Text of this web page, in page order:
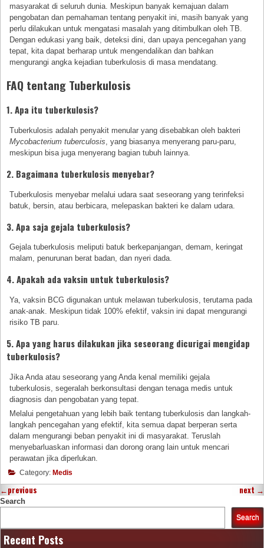
masyarakat di seluruh dunia. Meskipun banyak kemajuan dalam
pengobatan dan pemahaman tentang penyakit ini, masih banyak yang
perlu dilakukan untuk mengatasi masalah yang ditimbulkan oleh TB.
Dengan edukasi yang baik, deteksi dini, dan upaya pencegahan yang
tepat, kita dapat berharap untuk mengendalikan dan bahkan
mengurangi angka kejadian tuberkulosis di masa mendatang.
FAQ tentang Tuberkulosis
1. Apa itu tuberkulosis?
Tuberkulosis adalah penyakit menular yang disebabkan oleh bakteri
Mycobacterium tuberculosis , yang biasanya menyerang paru-paru,
meskipun bisa juga menyerang bagian tubuh lainnya.
2. Bagaimana tuberkulosis menyebar?
Tuberkulosis menyebar melalui udara saat seseorang yang terinfeksi
batuk, bersin, atau berbicara, melepaskan bakteri ke dalam udara.
3. Apa saja gejala tuberkulosis?
Gejala tuberkulosis meliputi batuk berkepanjangan, demam, keringat
malam, penurunan berat badan, dan nyeri dada.
4. Apakah ada vaksin untuk tuberkulosis?
Ya, vaksin BCG digunakan untuk melawan tuberkulosis, terutama pada
anak-anak. Meskipun tidak 100% efektif, vaksin ini dapat mengurangi
risiko TB paru.
5. Apa yang harus dilakukan jika seseorang dicurigai mengidap
tuberkulosis?
Jika Anda atau seseorang yang Anda kenal memiliki gejala
tuberkulosis, segeralah berkonsultasi dengan tenaga medis untuk
diagnosis dan pengobatan yang tepat.
Melalui pengetahuan yang lebih baik tentang tuberkulosis dan langkah-
langkah pencegahan yang efektif, kita semua dapat berperan serta
dalam mengurangi beban penyakit ini di masyarakat. Teruslah
menyebarluaskan informasi dan dorong orang lain untuk mencari
perawatan jika diperlukan.
Category: Medis
←previous next →
Search
Search
Recent Posts